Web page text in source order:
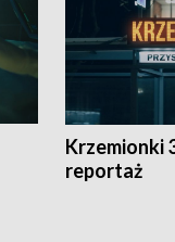
Krzemionki
reportaż